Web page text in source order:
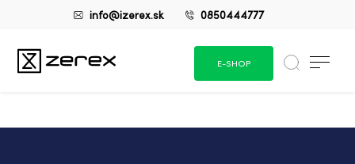
info@izerex.sk 0850444777
E-SHOP